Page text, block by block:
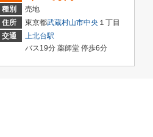
種別
売地
住所
東京都武蔵村山市中央 １丁目
交通
上北台駅
バス19分 薬師堂 停歩6分